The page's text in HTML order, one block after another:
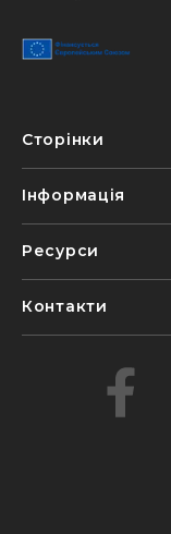
Сторінки
Інформація
Ресурси
Контакти